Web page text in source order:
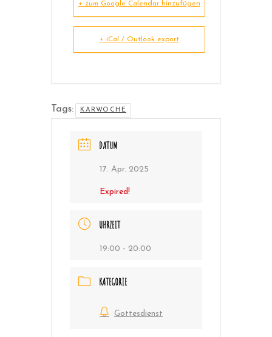
+ zum Google Calendar hinzufügen
+ iCal / Outlook export
Tags: KARWOCHE
DATUM
17. Apr. 2025
Expired!
UHRZEIT
19:00 - 20:00
KATEGORIE
Gottesdienst